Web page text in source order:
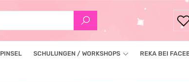
PINSEL SCHULUNGEN / WORKSHOPS REKA BEI